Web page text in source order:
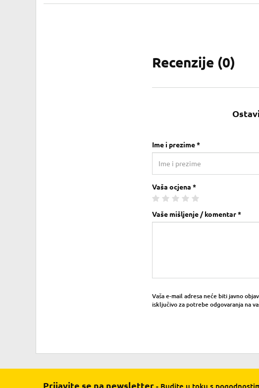
Recenzije (0)
Ime i prezime *
Vaša ocjena *
Vaše mišljenje / komentar *
Vaša e-mail adresa neće biti javno
isključivo za potrebe odgovaranja na
- Budite u toku s